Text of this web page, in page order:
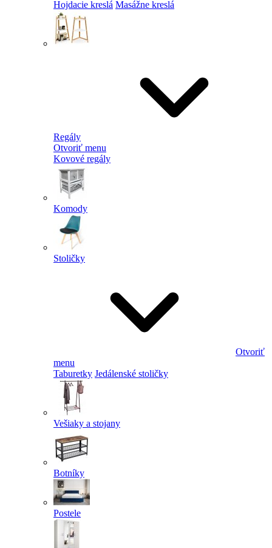
Hojdacie kreslá Masážne kreslá
Regály
Otvoriť menu
Kovové regály
Komody
Stoličky
Otvoriť
menu
Taburetky Jedálenské stoličky
Vešiaky a stojany
Botníky
Postele